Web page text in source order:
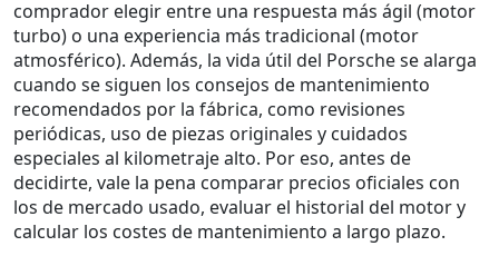
comprador elegir entre una respuesta más ágil (motor
turbo) o una experiencia más tradicional (motor
atmosférico). Además, la vida útil del Porsche se alarga
cuando se siguen los consejos de mantenimiento
recomendados por la fábrica, como revisiones
periódicas, uso de piezas originales y cuidados
especiales al kilometraje alto. Por eso, antes de
decidirte, vale la pena comparar precios oficiales con
los de mercado usado, evaluar el historial del motor y
calcular los costes de mantenimiento a largo plazo.